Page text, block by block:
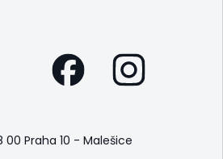
00 Praha 10 - Malešice